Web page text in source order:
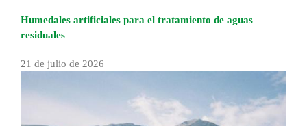
Humedales artificiales para el tratamiento de aguas
residuales
21 de julio de 2026